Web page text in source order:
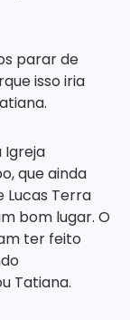
parar de
isso iria
Igreja
que ainda
Lucas Terra
bom lugar. O
ter feito
Tatiana.